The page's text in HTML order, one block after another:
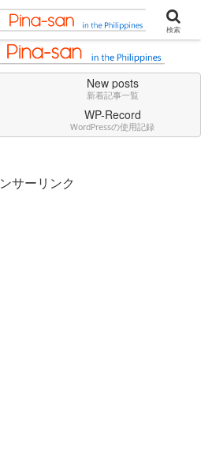
Feel always in English.
New posts
新着記事一覧
WP-Record
WordPressの使用記録
サーリンク
検索